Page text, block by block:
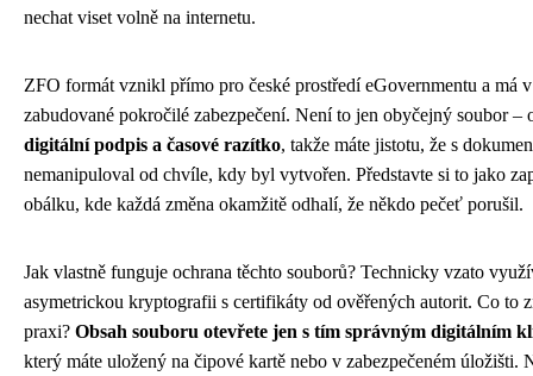
nechat viset volně na internetu.
ZFO formát vznikl přímo pro české prostředí eGovernmentu a má
zabudované pokročilé zabezpečení. Není to jen obyčejný soubor –
digitální podpis a časové razítko, takže máte jistotu, že s
nemanipuloval od chvíle, kdy byl vytvořen. Představte si to jako
obálku, kde každá změna okamžitě odhalí, že někdo pečeť porušil.
Jak vlastně funguje ochrana těchto souborů? Technicky vzato
asymetrickou kryptografii s certifikáty od ověřených autorit. Co to
praxi? Obsah souboru otevřete jen s tím správným digitálním
který máte uložený na čipové kartě nebo v zabezpečeném úložišti.